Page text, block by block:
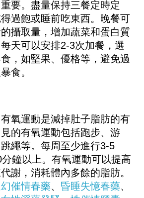
要。盡量保持三餐定時定
過飽或睡前吃東西。晚餐可
攝取量，增加蔬菜和蛋白質
天可以安排2-3次加餐，選
，如堅果、優格等，避免過
食。
運動是減掉肚子脂肪的有
的有氧運動包括跑步、游
繩等。每周至少進行3-5
鐘以上。有氧運動可以提高
謝，消耗體內多餘的脂肪。
催情春藥、 昏睡失憶春藥、